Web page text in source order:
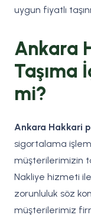
uygun fiyatlı
Ankara
Taşıma
mi?
Ankara Hakkari
sigortalama
müşterilerimizin
Nakliye hizmeti
zorunluluk söz
müşterilerimiz